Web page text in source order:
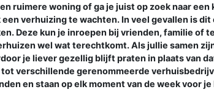
ruimere woning of ga je juist op zoek naar
verhuizing te wachten. In veel gevallen is
Deze kun je inroepen bij vrienden, familie of
wel wat terechtkomt. Als jullie samen
je liever gezellig blijft praten in plaats van
verschillende gerenommeerde
en staan op elk moment van de week voor je